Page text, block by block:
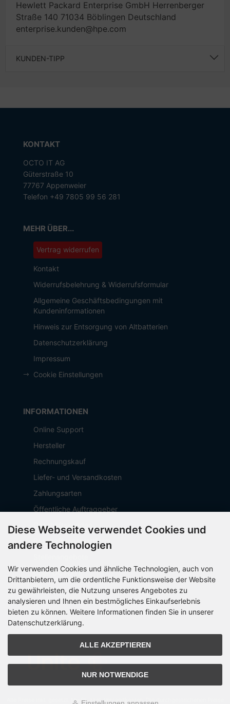
Hewlett Packard Enterprise GmbH Herrenberger
Straße 140 71034 Böblingen Deutschland
enterprise.kunden@hpe.com
KUNDEN-TIPP
KONTAKT
OCTO IT AG
Güterstraße 10
77767 Appenweier
Telefon +49 7805 99 56 281
MEHR ÜBER...
Vertrag widerrufen
Kontakt
Widerrufsbelehrung & Widerrufsformular
Allgemeine Geschäftsbedingungen mit
Kundeninformationen
Hinweis zur Entsorgung von Altbatterien
Datenschutzerklärung
Impressum
Cookie Einstellungen
INFORMATIONEN
Online Support
Hersteller
Rechnungskauf
Liefer- und Versandkosten
Zahlungsarten
Öffentliche Auftraggeber
Geschäftskunden
Beschaffungsplattform
Über OCTO IT
Sitemap
PARTNER
Alle Preise inkl. gesetzl. MwSt. zzgl.Versandkosten
Diese Webseite verwendet Cookies und
andere Technologien
Wir verwenden Cookies und ähnliche Technologien, auch von
Drittanbietern, um die ordentliche Funktionsweise der Website
zu gewährleisten, die Nutzung unseres Angebotes zu
analysieren und Ihnen ein bestmögliches Einkaufserlebnis
bieten zu können. Weitere Informationen finden Sie in unserer
Datenschutzerklärung.
ALLE AKZEPTIEREN
NUR NOTWENDIGE